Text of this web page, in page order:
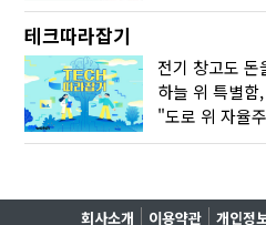
테크따라잡기
하늘 위 특별함
회사소개 이용약관 개인정